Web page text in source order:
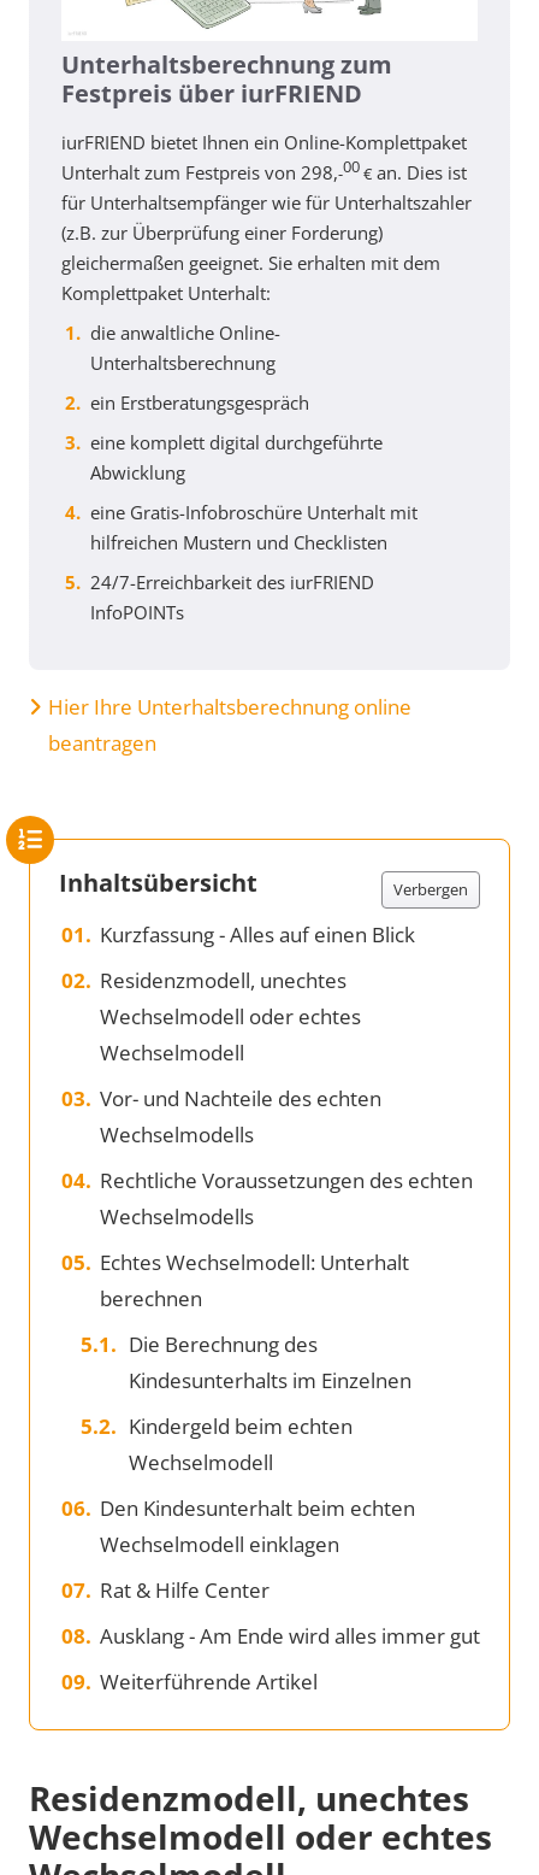
Unterhaltsberechnung zum
Festpreis über iurFRIEND
iurFRIEND bietet Ihnen ein Online-Komplettpaket
Unterhalt zum Festpreis von 298,-00€ an. Dies ist
für Unterhaltsempfänger wie für Unterhaltszahler
(z.B. zur Überprüfung einer Forderung)
gleichermaßen geeignet. Sie erhalten mit dem
Komplettpaket Unterhalt:
die anwaltliche Online-
Unterhaltsberechnung
ein Erstberatungsgespräch
eine komplett digital durchgeführte
Abwicklung
eine Gratis-Infobroschüre Unterhalt mit
hilfreichen Mustern und Checklisten
24/7-Erreichbarkeit des iurFRIEND
InfoPOINTs
Hier Ihre Unterhaltsberechnung online
beantragen
Inhaltsübersicht Verbergen
Kurzfassung - Alles auf einen Blick
Residenzmodell, unechtes
Wechselmodell oder echtes
Wechselmodell
Vor- und Nachteile des echten
Wechselmodells
Rechtliche Voraussetzungen des echten
Wechselmodells
Echtes Wechselmodell: Unterhalt
berechnen
Die Berechnung des
Kindesunterhalts im Einzelnen
Kindergeld beim echten
Wechselmodell
Den Kindesunterhalt beim echten
Wechselmodell einklagen
Rat & Hilfe Center
Ausklang - Am Ende wird alles immer gut
Weiterführende Artikel
Residenzmodell, unechtes
Wechselmodell oder echtes